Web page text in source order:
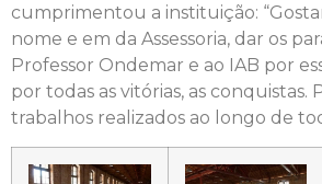
cumprimentou a instituição:
nome e em da Assessoria, dar os
Professor Ondemar e ao IAB por
por todas as vitórias, as conquistas.
trabalhos realizados ao longo de